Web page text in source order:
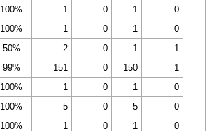
100% 1 0 1
0
100% 1 0 1
0
50% 2 0 1
1
99% 151 0 150
1
100% 1 0 1
0
100% 5 0 5
0
100% 1 0 1
0